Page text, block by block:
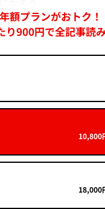
年額プランがおトク！
り900円で全記事読
10,800
18,000